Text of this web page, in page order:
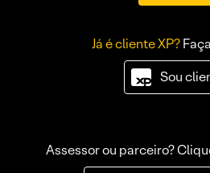
Já é cliente XP?
Sou
Assessor ou parceiro?